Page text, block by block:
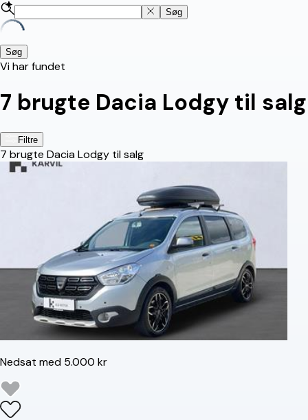
Søg
Søg
Vi har fundet
7 brugte Dacia Lodgy til salg
Filtre
7 brugte Dacia Lodgy til salg
Nedsat med 5.000 kr